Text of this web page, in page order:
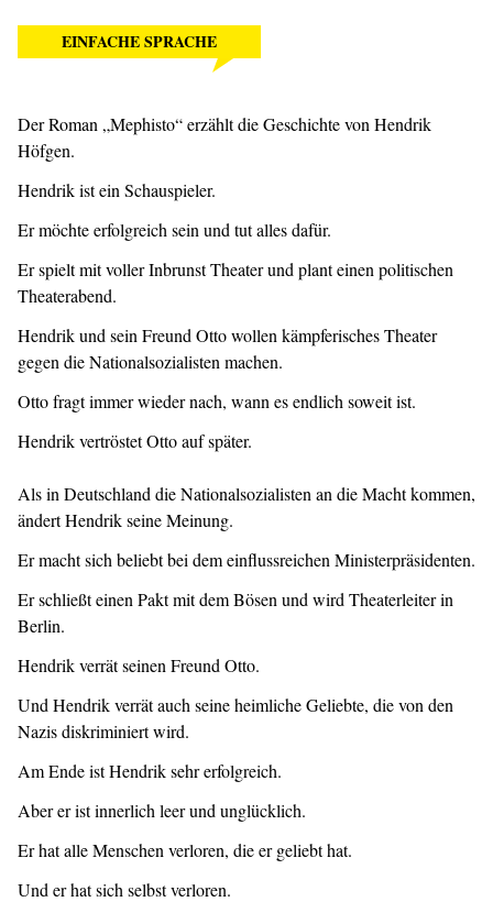
EINFACHE SPRACHE
Der Roman „Mephisto“ erzählt die Geschichte von Hendrik
Höfgen.
Hendrik ist ein Schauspieler.
Er möchte erfolgreich sein und tut alles dafür.
Er spielt mit voller Inbrunst Theater und plant einen politischen
Theaterabend.
Hendrik und sein Freund Otto wollen kämpferisches Theater
gegen die Nationalsozialisten machen.
Otto fragt immer wieder nach, wann es endlich soweit ist.
Hendrik vertröstet Otto auf später.
Als in Deutschland die Nationalsozialisten an die Macht kommen,
ändert Hendrik seine Meinung.
Er macht sich beliebt bei dem einflussreichen Ministerpräsidenten.
Er schließt einen Pakt mit dem Bösen und wird Theaterleiter in
Berlin.
Hendrik verrät seinen Freund Otto.
Und Hendrik verrät auch seine heimliche Geliebte, die von den
Nazis diskriminiert wird.
Am Ende ist Hendrik sehr erfolgreich.
Aber er ist innerlich leer und unglücklich.
Er hat alle Menschen verloren, die er geliebt hat.
Und er hat sich selbst verloren.